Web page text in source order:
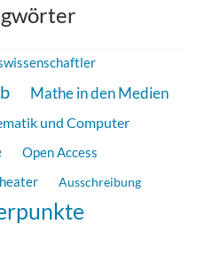
Mathe in den Medien
und Computer
Open Access
Ausschreibung